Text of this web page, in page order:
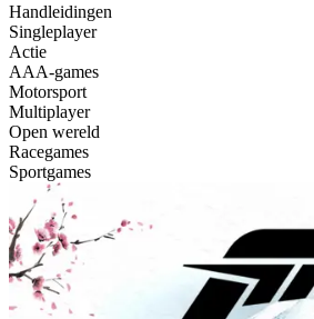
Handleidingen
Singleplayer
Actie
AAA-games
Motorsport
Multiplayer
Open wereld
Racegames
Sportgames